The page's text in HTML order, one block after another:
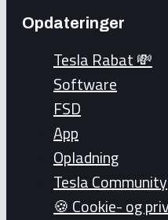
Opdateringer
Tesla Rabat 💸
Software
FSD
App
Opladning
Tesla Community
🍪 Cookie- og